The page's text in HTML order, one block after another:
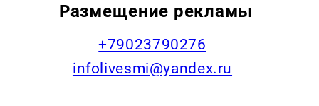
Размещение рекламы
+79023790276
infolivesmi@yandex.ru